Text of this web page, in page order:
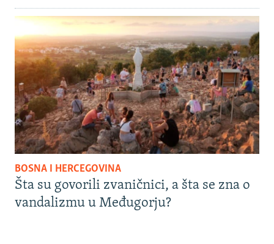
BOSNA I HERCEGOVINA
Šta su govorili zvaničnici, a šta se zna o
vandalizmu u Međugorju?